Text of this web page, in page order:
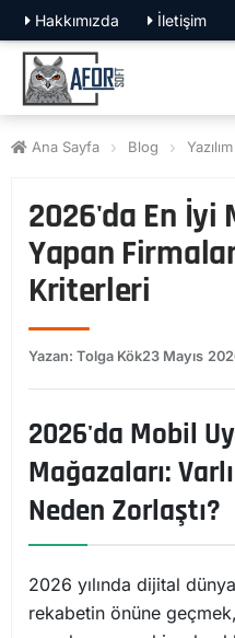
Hakkımızda İletişim
Ana Sayfa Blog
2026'da En İyi
Yapan
Kriterleri
Yazan: Tolga Kök23 Mayıs
2026'da Mobil
Mağazaları:
Neden Zorlaştı?
2026 yılında dijital
rekabetin önüne